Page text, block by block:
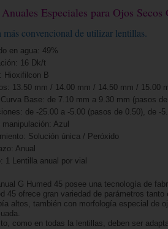
Especiales para Ojos Secos
más convencional de utilizar lentillas.
en agua: 49%
16 Dk/t
Hioxifilcon B
13.50 mm / 14.00 mm / 14.50 mm / 15.00
Curva Base: de 7.10 mm a 9.30 mm (pasos
de -25.00 a -5.00 (pasos de 0.50), de
Azul
Solución única / Peróxido
Anual
1 Lentilla anual por vial
G Humed 45 posee una tecnología de
45 ofrece gran variedad de parámetros
altos, también con morfología especial de
como en todas la lentillas, deben ser